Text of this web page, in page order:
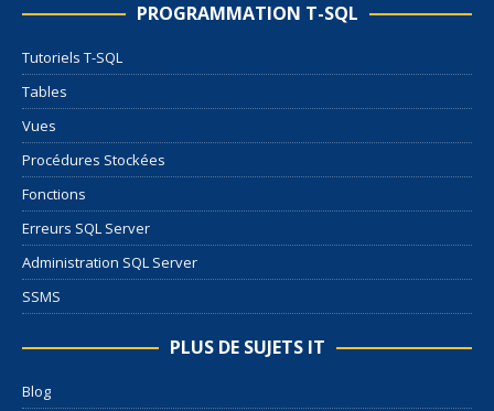
PROGRAMMATION T-SQL
Tutoriels T-SQL
Tables
Vues
Procédures Stockées
Fonctions
Erreurs SQL Server
Administration SQL Server
SSMS
PLUS DE SUJETS IT
Blog